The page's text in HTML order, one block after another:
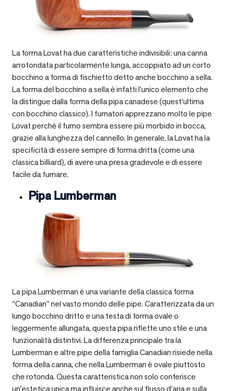
La forma Lovat ha due caratteristiche indivisibili: una canna
arrotondata particolarmente lunga, accoppiato ad un corto
bocchino a forma di fischietto detto anche bocchino a sella.
La forma del bocchino a sella è infatti l’unico elemento che
la distingue dalla forma della pipa canadese (quest’ultima
con bocchino classico). I fumatori apprezzano molto le pipe
Lovat perché il fumo sembra essere più morbido in bocca,
grazie alla lunghezza del cannello. In generale, la Lovat ha la
specificità di essere sempre di forma dritta (come una
classica billiard), di avere una presa gradevole e di essere
facile da fumare.
Pipa Lumberman
La pipa Lumberman è una variante della classica forma
“Canadian” nel vasto mondo delle pipe. Caratterizzata da un
lungo bocchino dritto e una testa di forma ovale o
leggermente allungata, questa pipa riflette uno stile e una
funzionalità distintivi. La differenza principale tra la
Lumberman e altre pipe della famiglia Canadian risiede nella
forma della canna, che nella Lumberman è ovale piuttosto
che rotonda. Questa caratteristica non solo conferisce
un’estetica unica ma influisce anche sul flusso d’aria e sulla